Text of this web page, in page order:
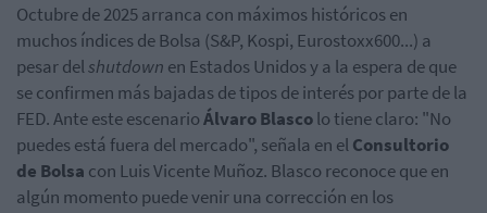
Octubre de 2025 arranca con máximos históricos en
muchos índices de Bolsa (S&P, Kospi, Eurostoxx600...) a
pesar delshutdown en Estados Unidos y a la espera de que
se confirmen más bajadas de tipos de interés por parte de la
FED. Ante este escenarioÁlvaro Blascolo tiene claro: "No
puedes está fuera del mercado", señala en elConsultorio
de Bolsa con Luis Vicente Muñoz. Blasco reconoce que en
algún momento puede venir una corrección en los